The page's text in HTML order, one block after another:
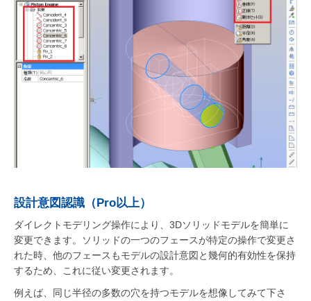
設計意図認識（Pro以上）
ダイレクトモデリング操作により、3Dソリッドモデルを簡単に
変更できます。ソリッドの一つのフェースが特定の操作で変更さ
れた時、他のフェースもモデルの設計意図と幾何的有効性を保持
するため、これに従い変更されます。
例えば、同じ半径の多数の穴を持つモデルを想像してみて下さ